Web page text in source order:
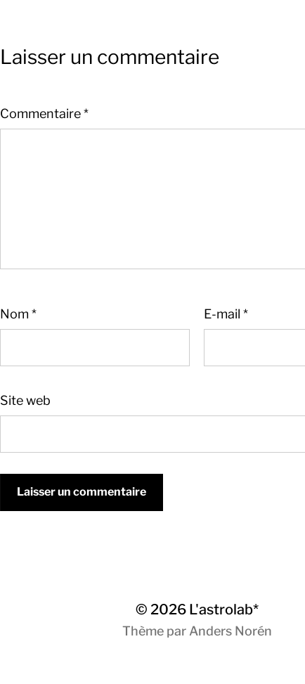
Laisser un commentaire
Commentaire*
Nom * E-mail *
Site web
© 2026 L'astrolab*
Thème par Anders Norén